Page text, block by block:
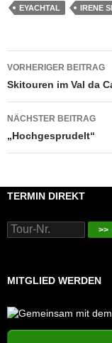
EYACHTAL IRENE
VORHERIGER BEITRAG
Skitouren im Val da
NÄCHSTER BEITRAG
„Hochgesprudelt“
TERMIN DIREKT
>>
MITGLIED WERDEN